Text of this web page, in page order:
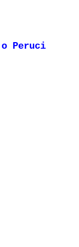
Peruci